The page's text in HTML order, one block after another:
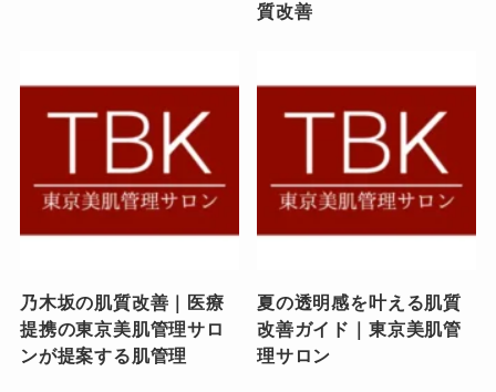
質改善
乃木坂の肌質改善｜医療
提携の東京美肌管理サロ
ンが提案する肌管理
夏の透明感を叶える肌質
改善ガイド｜東京美肌管
理サロン